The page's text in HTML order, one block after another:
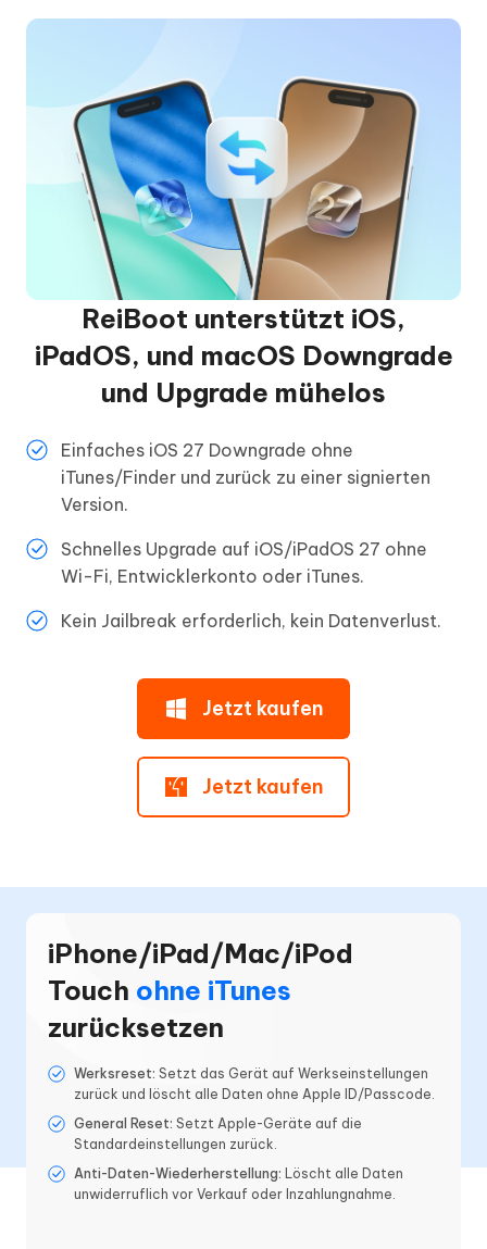
ReiBoot unterstützt iOS,
iPadOS, und macOS Downgrade
und Upgrade mühelos
Einfaches iOS 27 Downgrade ohne
iTunes/Finder und zurück zu einer signierten
Version.
Schnelles Upgrade auf iOS/iPadOS 27 ohne
Wi-Fi, Entwicklerkonto oder iTunes.
Kein Jailbreak erforderlich, kein Datenverlust.
Jetzt kaufen
Jetzt kaufen
iPhone/iPad/Mac/iPod
Touch ohne iTunes
zurücksetzen
Werksreset: Setzt das Gerät auf Werkseinstellungen
zurück und löscht alle Daten ohne Apple ID/Passcode.
General Reset: Setzt Apple-Geräte auf die
Standardeinstellungen zurück.
Anti-Daten-Wiederherstellung: Löscht alle Daten
unwiderruflich vor Verkauf oder Inzahlungnahme.